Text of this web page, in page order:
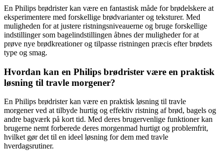
En Philips brødrister kan være en fantastisk måde for brødelskere at
eksperimentere med forskellige brødvarianter og teksturer. Med
muligheden for at justere ristningsniveauerne og bruge forskellige
indstillinger som bagelindstillingen åbnes der muligheder for at
prøve nye brødkreationer og tilpasse ristningen præcis efter brødets
type og smag.
Hvordan kan en Philips brødrister være en praktisk
løsning til travle morgener?
En Philips brødrister kan være en praktisk løsning til travle
morgener ved at tilbyde hurtig og effektiv ristning af brød, bagels og
andre bagværk på kort tid. Med deres brugervenlige funktioner kan
brugerne nemt forberede deres morgenmad hurtigt og problemfrit,
hvilket gør det til en ideel løsning for dem med travle
hverdagsrutiner.